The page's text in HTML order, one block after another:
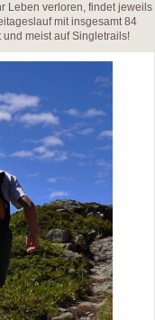
Leben verloren, findet jeweils
mit insgesamt 84
meist auf Singletrails!